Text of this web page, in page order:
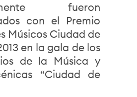
fueron
con el Premio
Músicos Ciudad de
en la gala de los
de la Música y
“Ciudad de